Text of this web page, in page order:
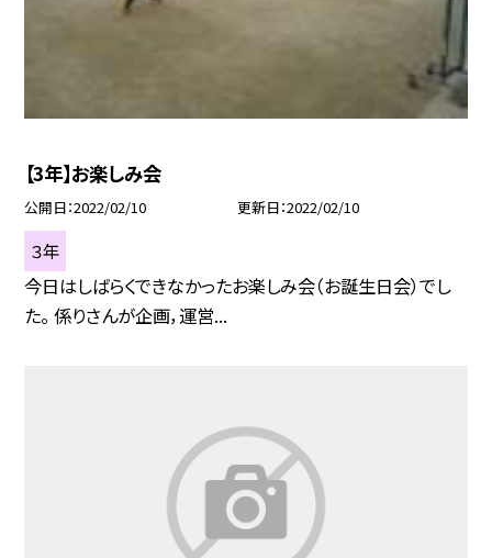
【3年】お楽しみ会
公開日 2022/02/10 更新日 2022/02/10
３年
今日はしばらくできなかったお楽しみ会（お誕生日会）でし
た。 係りさんが企画，運営...